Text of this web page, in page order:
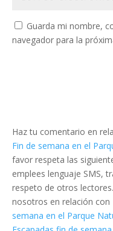
Guarda mi nombre,
navegador para la
Haz tu comentario en
Fin de semana en el
favor respeta las
emplees lenguaje SMS,
respeto de otros
nosotros en relación con
semana en el Parque